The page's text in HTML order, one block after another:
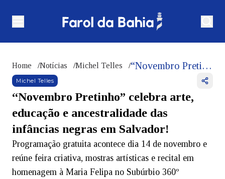
Home /Notícias /Michel Telles / “Novembro Pretinho” celebra arte, educação e ancestralidade das infâncias negras em Salvador!
Michel Telles
“Novembro Pretinho” celebra arte,
educação e ancestralidade das
infâncias negras em Salvador!
Programação gratuita acontece dia 14 de novembro e
reúne feira criativa, mostras artísticas e recital em
homenagem à Maria Felipa no Subúrbio 360º